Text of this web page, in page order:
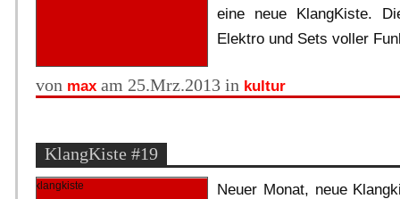
eine neue KlangKiste.
Elektro und Sets voller
von max am 25.Mrz.2013 in kultur
KlangKiste #19
Neuer Monat, neue